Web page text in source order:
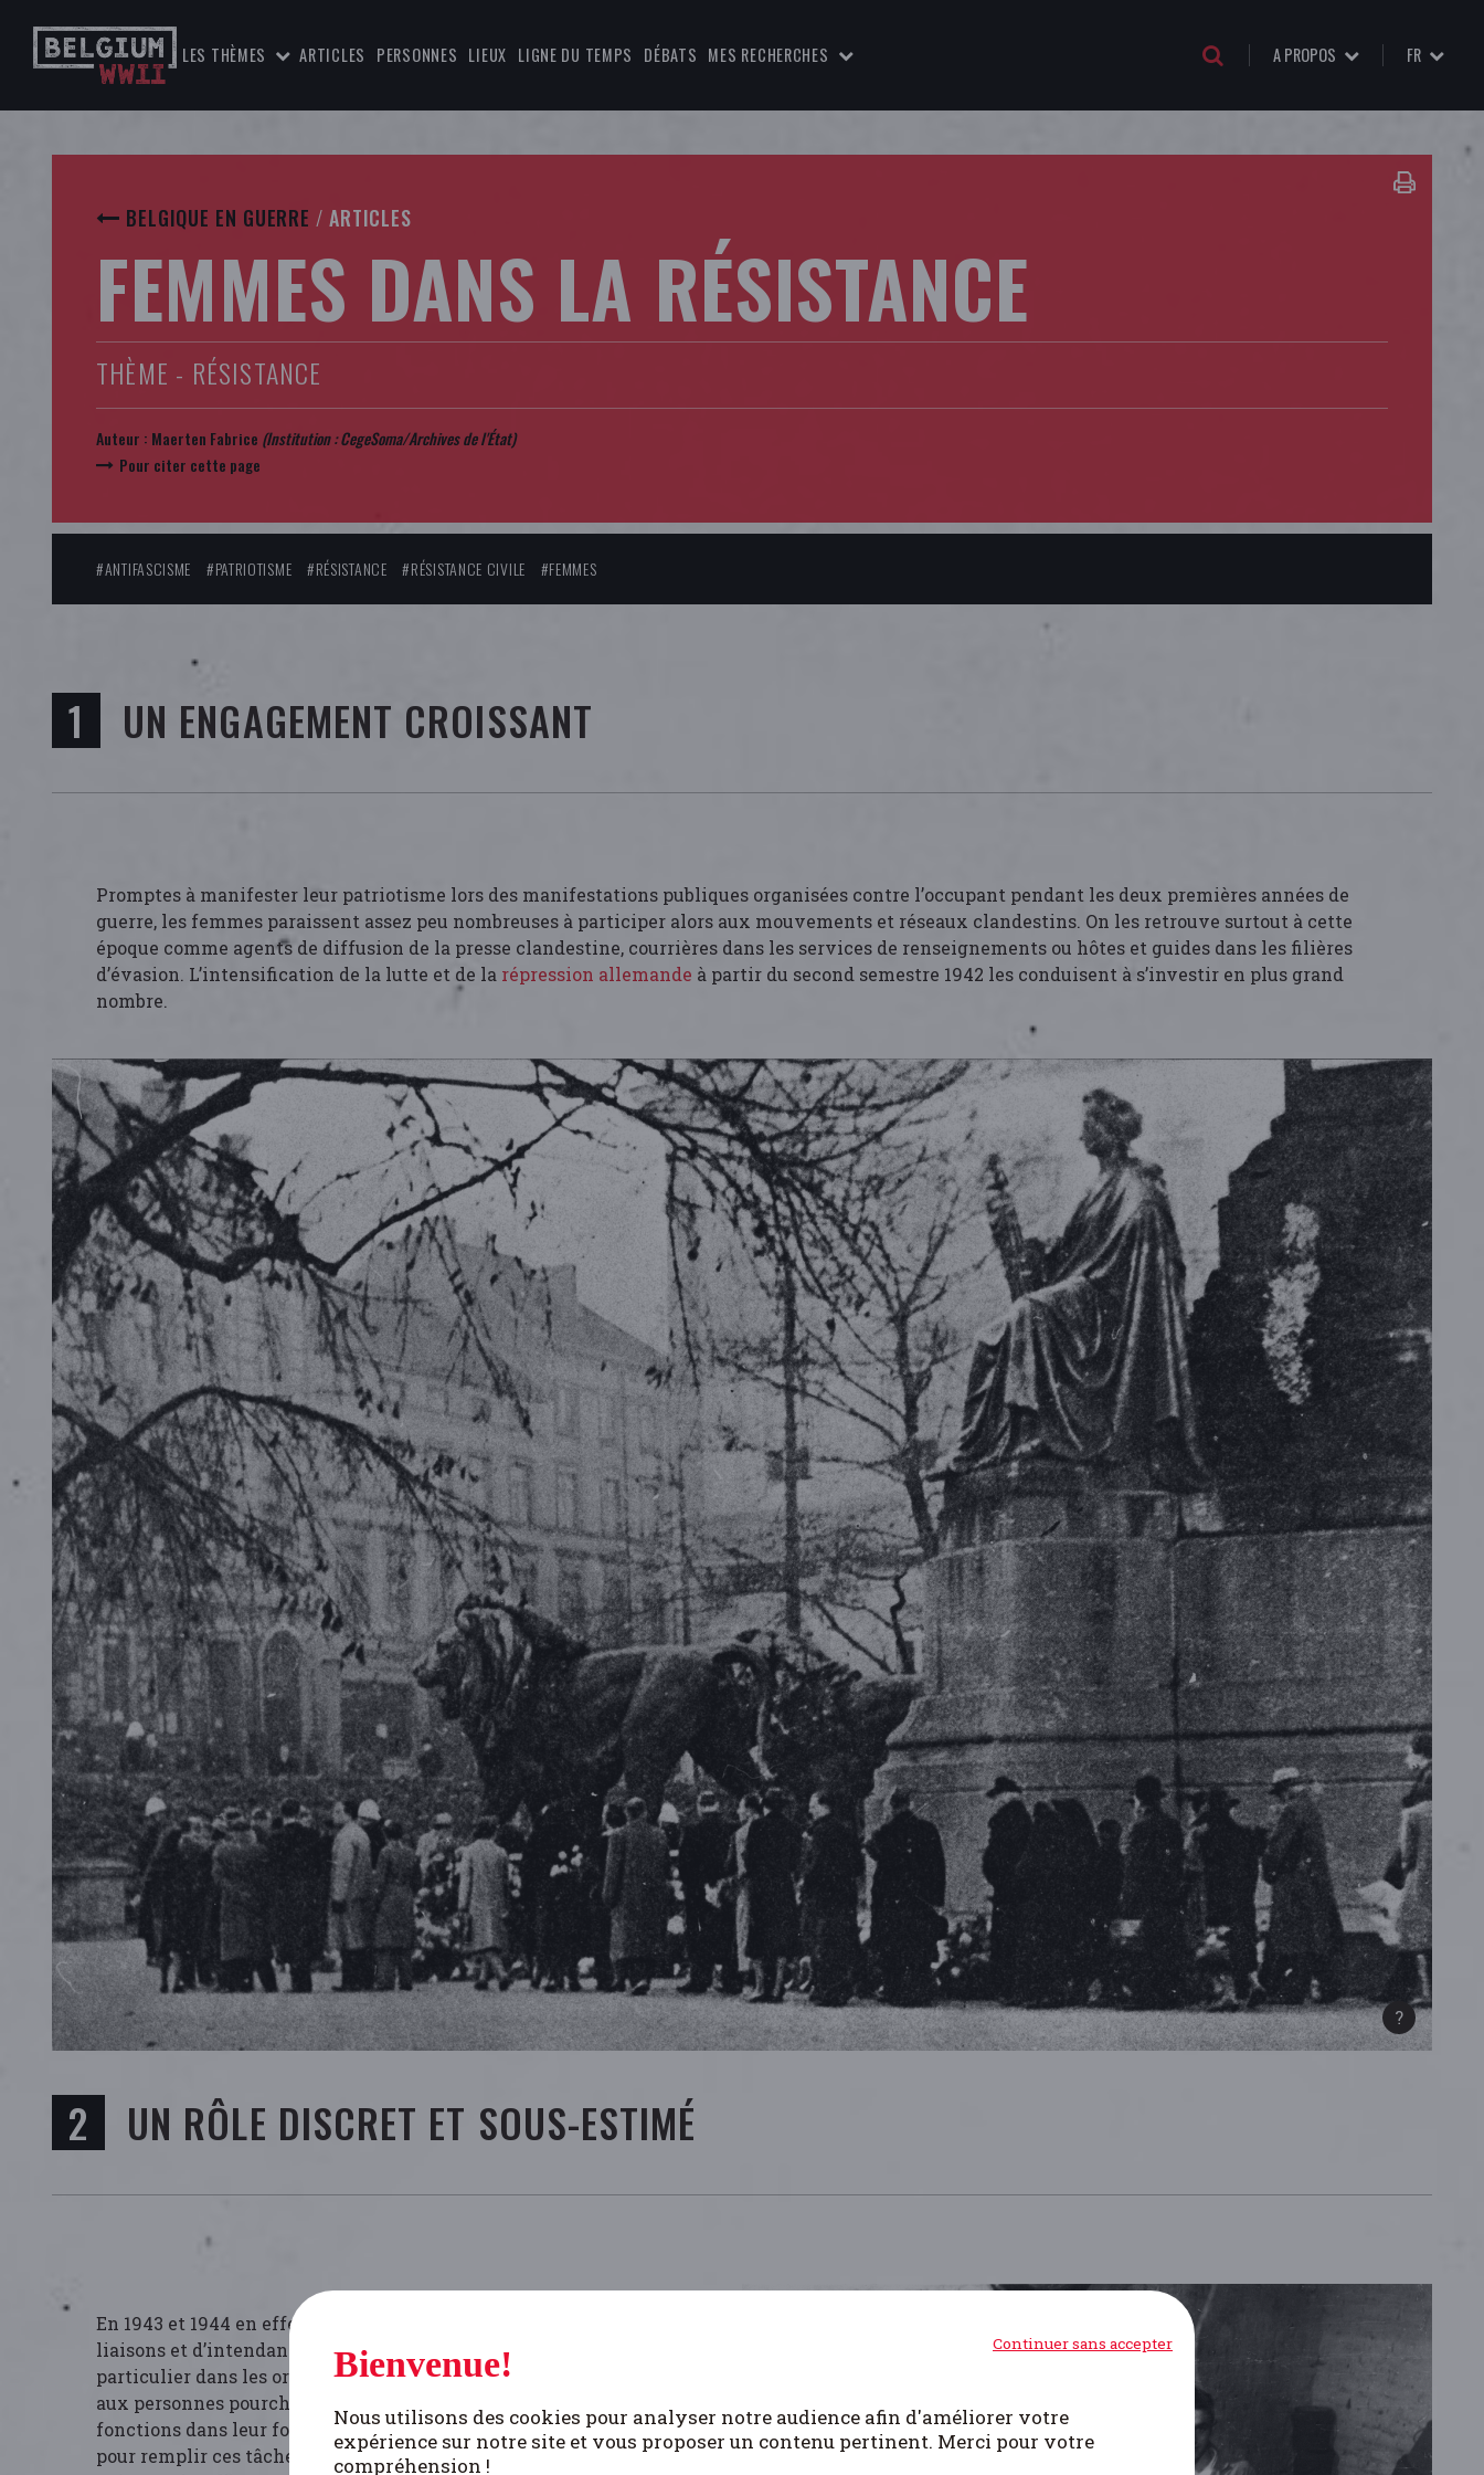
LES THÈMES ARTICLES PERSONNES LIEUX LIGNE DU TEMPS DÉBATS MES RECHERCHES A PROPOS FR
BELGIQUE EN GUERRE / ARTICLES
FEMMES DANS LA RÉSISTANCE
THÈME - RÉSISTANCE
Auteur : Maerten Fabrice (Institution :CegeSoma/Archives de l'État)
Pour citer cette page
#ANTIFASCISME #PATRIOTISME #RÉSISTANCE #RÉSISTANCE CIVILE #FEMMES
UN ENGAGEMENT CROISSANT
Promptes à manifester leur patriotisme lors des manifestations publiques organisées contre l’occupant pendant les deux premières années de
guerre, les femmes paraissent assez peu nombreuses à participer alors aux mouvements et réseaux clandestins. On les retrouve surtout à cette
époque comme agents de diffusion de la presse clandestine, courrières dans les services de renseignements ou hôtes et guides dans les filières
d’évasion. L’intensification de la lutte et de la répression allemande à partir du second semestre 1942 les conduisent à s’investir en plus grand
nombre.
UN RÔLE DISCRET ET SOUS-ESTIMÉ
En 1943 et 1944 en effet, les besoins de la
liaisons et d’intendance s’accroissent de manière considérable, en
particulier dans les organisations pratiquant la lutte armée et l’aide
aux personnes pourchassées par le régime nazi. Coutumières de ces
fonctions dans leur foyer, les femmes sont d’autant plus sollicitées
pour remplir ces tâches qu’elles bénéficient souvent d’une
Bienvenue!
Nous utilisons des cookies pour analyser notre audience afin d'améliorer votre
expérience sur notre site et vous proposer un contenu pertinent. Merci pour votre
compréhension !
Continuer sans accepter